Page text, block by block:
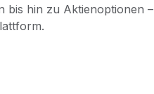
bis hin zu Aktienoptionen –